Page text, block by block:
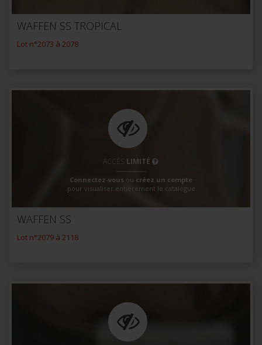
WAFFEN SS TROPICAL
Lot n°2073 à 2078
ACCÈS LIMITÉ
Connectez-vous ou créez un compte
pour visualiser entièrement le catalogue
WAFFEN SS
Lot n°2079 à 2118